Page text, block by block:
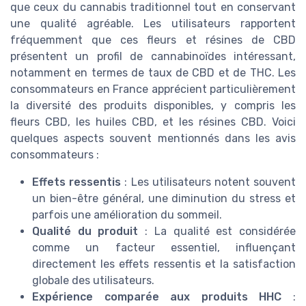
que ceux du cannabis traditionnel tout en conservant
une qualité agréable. Les utilisateurs rapportent
fréquemment que ces fleurs et résines de CBD
présentent un profil de cannabinoïdes intéressant,
notamment en termes de taux de CBD et de THC. Les
consommateurs en France apprécient particulièrement
la diversité des produits disponibles, y compris les
fleurs CBD, les huiles CBD, et les résines CBD. Voici
quelques aspects souvent mentionnés dans les avis
consommateurs :
Effets ressentis : Les utilisateurs notent souvent
un bien-être général, une diminution du stress et
parfois une amélioration du sommeil.
Qualité du produit : La qualité est considérée
comme un facteur essentiel, influençant
directement les effets ressentis et la satisfaction
globale des utilisateurs.
Expérience comparée aux produits HHC :